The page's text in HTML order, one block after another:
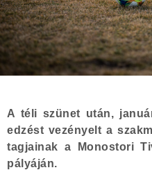
A téli szünet után,
edzést vezényelt a
tagjainak a Monostori
pályáján.